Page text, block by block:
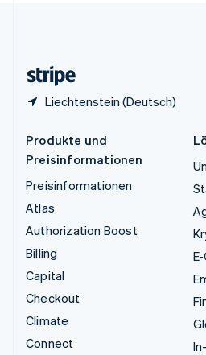
Liechtenstein (Deutsch)
Produkte und
Preisinformationen
Preisinformationen
Atlas
Authorization Boost
Billing
Capital
Checkout
Climate
Connect